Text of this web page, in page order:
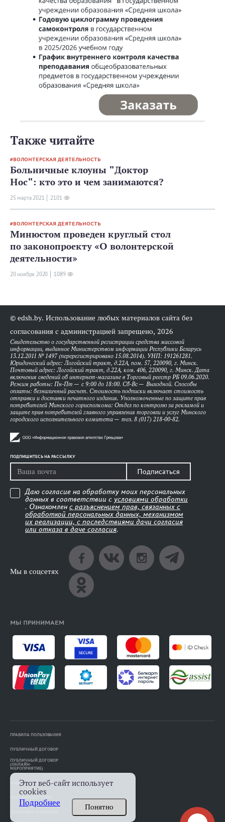
Также читайте
ВОЛОНТЕРСКАЯ ДЕЯТЕЛЬНОСТЬ
Больничные клоуны "Доктор
Нос": кто это и чем занимаются?
25 мартa 2021 2101
ВОЛОНТЕРСКАЯ ДЕЯТЕЛЬНОСТЬ
Минюстом проведен круглый стол
по законопроекту «О волонтерской
деятельности»
20 ноября 2020 1089
© edsh.by. Использование любых материалов сайта без
согласования с администрацией запрещено, 2026
Свидетельство о государственной регистрации средства массовой
информации, выданное Министерством информации Республики Беларусь
13.12.2011 № 1497 (перерегистрировано 15.08.2014). УНП: 191261281.
Юридический адрес: Логойский тракт, д.22А, пом. 57, 220090, г. Минск.
Почтовый адрес: Логойский тракт, д.22А, ком. 406, 220090, г. Минск. Дата
включения сведений об интернет-магазине в Торговый реестр РБ 09.06.2020.
Режим работы: Пн-Пт — с 9:00 до 18:00. Сб-Вс — Выходной. Способы
оплаты: безналичный расчет. Стоимость подписки включает стоимость
отправки и доставки печатного издания. Уполномоченные по защите прав
потребителей Минского горисполкома: Отдел по контролю за рекламой и
защите прав потребителей главного управления торговли и услуг Минского
городского исполнительного комитета — тел. 8 (017) 218-00-82.
ПОДПИШИТЕСЬ НА РАССЫЛКУ
Подписаться
Даю согласие на обработку моих персональных
данных в соответствии с условиями обработки
. Ознакомлен с разъяснением прав, связанных с
обработкой персональных данных, механизмом
их реализации, с последствиями дачи согласия
или отказа в даче согласия.
Мы в соцсетях
МЫ ПРИНИМАЕМ
ПРАВИЛА ПОЛЬЗОВАНИЯ
ПУБЛИЧНЫЙ ДОГОВОР
ПУБЛИЧНЫЙ ДОГОВОР
(ОНЛАЙН-
МЕРОПРИЯТИЕ)
ПАМЯТКА АВТОРАМ
Этот веб-сайт использует
cookies
Подробнее
Понятно